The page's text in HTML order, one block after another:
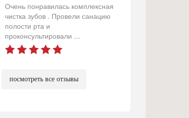
Очень понравилась комплексная
чистка зубов . Провели санацию
полости рта и
проконсультировали ...
посмотреть все отзывы